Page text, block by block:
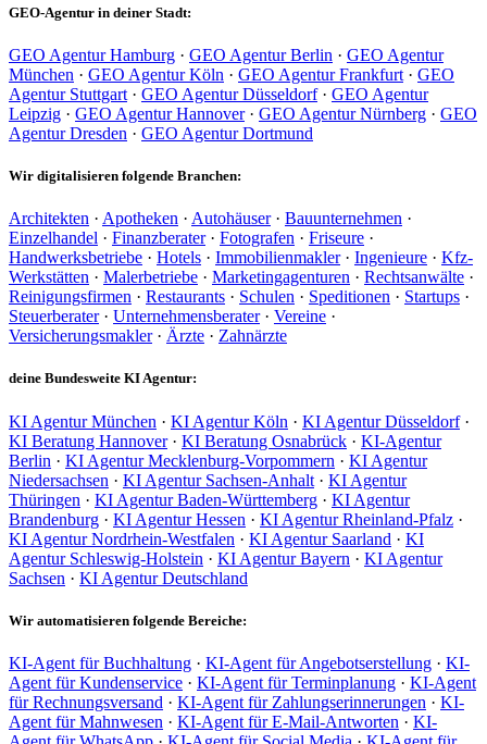
GEO-Agentur in deiner Stadt:
GEO Agentur Hamburg · GEO Agentur Berlin · GEO Agentur
München · GEO Agentur Köln · GEO Agentur Frankfurt · GEO
Agentur Stuttgart · GEO Agentur Düsseldorf· GEO Agentur
Leipzig · GEO Agentur Hannover· GEO Agentur Nürnberg · GEO
Agentur Dresden · GEO Agentur Dortmund
Wir digitalisieren folgende Branchen:
Architekten · Apotheken · Autohäuser· Bauunternehmen ·
Einzelhandel · Finanzberater· Fotografen · Friseure ·
Handwerksbetriebe · Hotels · Immobilienmakler· Ingenieure · Kfz-
Werkstätten · Malerbetriebe · Marketingagenturen · Rechtsanwälte ·
Reinigungsfirmen · Restaurants · Schulen · Speditionen · Startups ·
Steuerberater· Unternehmensberater· Vereine ·
Versicherungsmakler· Ärzte · Zahnärzte
deine Bundesweite KI Agentur:
KI Agentur München · KI Agentur Köln · KI Agentur Düsseldorf·
KI Beratung Hannover· KI Beratung Osnabrück · KI-Agentur
Berlin · KI Agentur Mecklenburg-Vorpommern · KI Agentur
Niedersachsen · KI Agentur Sachsen-Anhalt · KI Agentur
Thüringen · KI Agentur Baden-Württemberg · KI Agentur
Brandenburg · KI Agentur Hessen · KI Agentur Rheinland-Pfalz ·
KI Agentur Nordrhein-Westfalen · KI Agentur Saarland · KI
Agentur Schleswig-Holstein · KI Agentur Bayern · KI Agentur
Sachsen · KI Agentur Deutschland
Wir automatisieren folgende Bereiche:
KI-Agent für Buchhaltung · KI-Agent für Angebotserstellung · KI-
Agent für Kundenservice · KI-Agent für Terminplanung · KI-Agent
für Rechnungsversand · KI-Agent für Zahlungserinnerungen · KI-
Agent für Mahnwesen · KI-Agent für E-Mail-Antworten · KI-